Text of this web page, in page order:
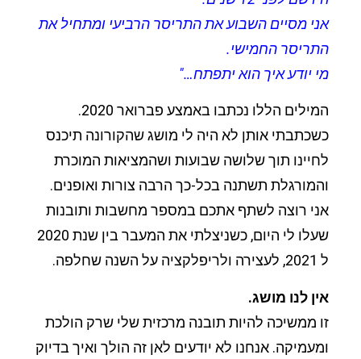
אני מסיים השבוע את התריסר הרביעי ומתחיל את
התריסר החמישי.
מי יודע איך הוא יתפתח…"
המילים הללו נכתבו באמצע פברואר 2020.
כשכתבתי אותן לא היה לי מושג שהקורונה תיכנס
לחיינו תוך שלושה שבועות ושהמציאות המוכרת
והמורגלת תשתנה בכל-כך הרבה צורות ואופנים.
אני רוצה לשתף אתכם במספר מחשבות ותובנות
שעלו לי היום, כשניצלתי את המעבר בין שנת 2020
ל 2021, לעצירה ולריפלקציה על השנה שחלפה.
אין לנו מושג.
זו ממשיכה להיות תובנה מרכזית שלי שרק הולכת
ומעמיקה. אנחנו לא יודעים לאן זה הולך ואיך בדיוק